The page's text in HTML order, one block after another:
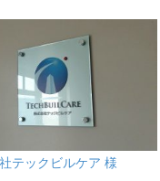
テックビルケア 様